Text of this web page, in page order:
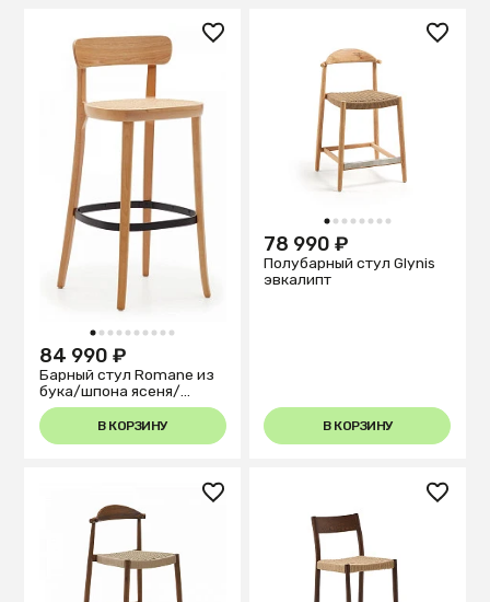
1 2 3 4 5 6 7 8 9 10
84 990 ₽
Барный стул Romane из
бука/шпона ясеня/
ротанг
В КОРЗИНУ
1 2 3 4 5 6 7 8
78 990 ₽
Полубарный стул Glynis
эвкалипт
В КОРЗИНУ